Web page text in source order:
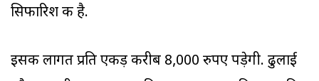
सिफारिश की है.
इसकी लागत प्रति एकड़ करीब 8,000 रुपए पड़ेगी. ढुलाई